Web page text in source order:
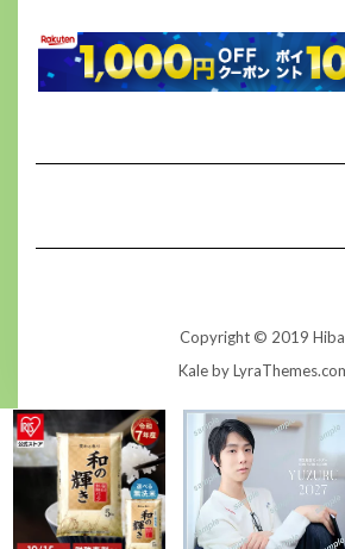
Copyright © 2019
Kaleby